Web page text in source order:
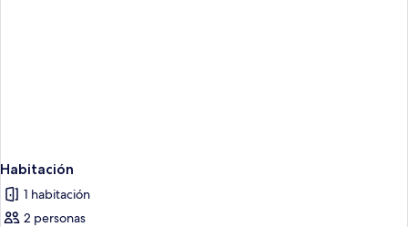
Habitación
1 habitación
2 personas